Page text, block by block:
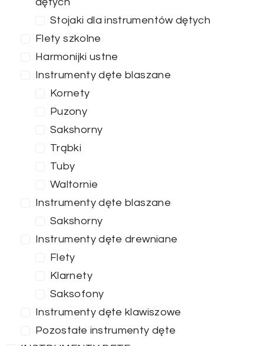
Stojaki dla instrumentów dętych
Flety szkolne
Harmonijki ustne
Instrumenty dęte blaszane
Kornety
Puzony
Sakshorny
Trąbki
Tuby
Waltornie
Instrumenty dęte blaszane
Sakshorny
Instrumenty dęte drewniane
Flety
Klarnety
Saksofony
Instrumenty dęte klawiszowe
Pozostałe instrumenty dęte